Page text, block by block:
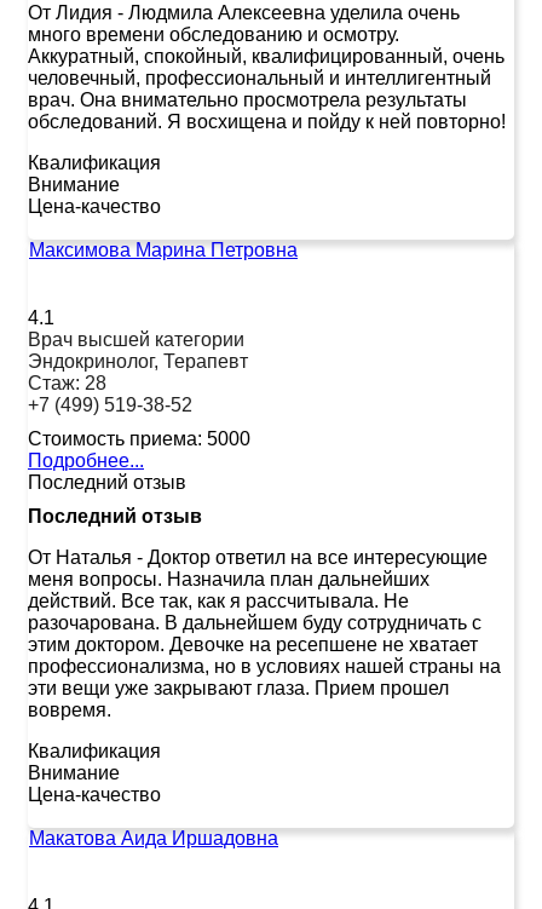
От Лидия - Людмила Алексеевна уделила очень
много времени обследованию и осмотру.
Аккуратный, спокойный, квалифицированный, очень
человечный, профессиональный и интеллигентный
врач. Она внимательно просмотрела результаты
обследований. Я восхищена и пойду к ней повторно!
Квалификация
Внимание
Цена-качество
Максимова Марина Петровна
4.1
Врач высшей категории
Эндокринолог, Терапевт
Стаж: 28
+7 (499) 519-38-52
Стоимость приема: 5000
Подробнее...
Последний отзыв
Последний отзыв
От Наталья - Доктор ответил на все интересующие
меня вопросы. Назначила план дальнейших
действий. Все так, как я рассчитывала. Не
разочарована. В дальнейшем буду сотрудничать с
этим доктором. Девочке на ресепшене не хватает
профессионализма, но в условиях нашей страны на
эти вещи уже закрывают глаза. Прием прошел
вовремя.
Квалификация
Внимание
Цена-качество
Макатова Аида Иршадовна